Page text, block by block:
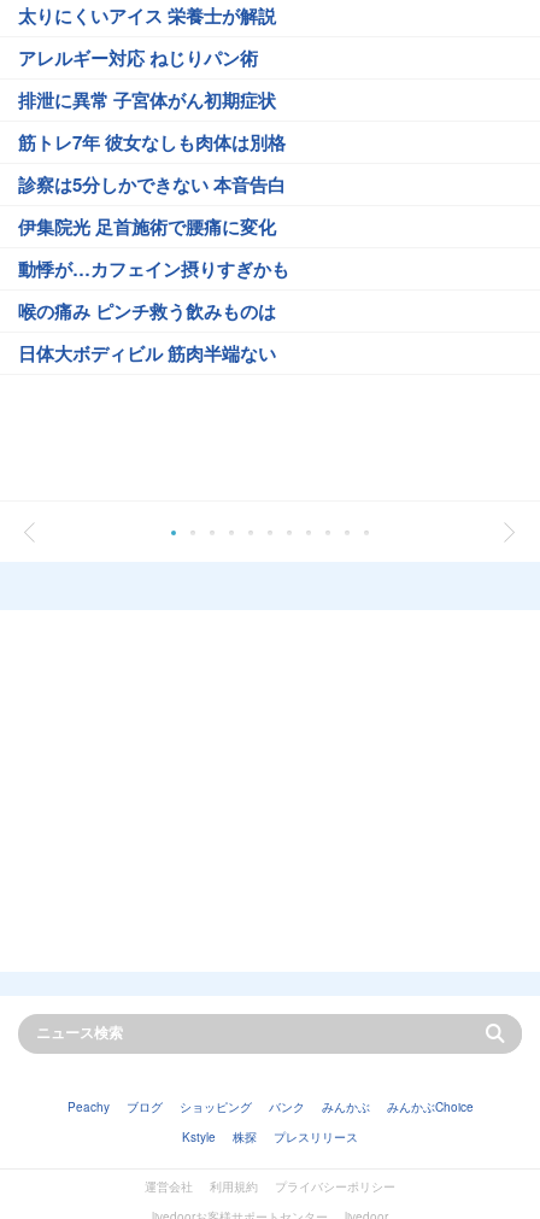
太りにくいアイス 栄養士が解説
アレルギー対応 ねじりパン術
排泄に異常 子宮体がん初期症状
筋トレ7年 彼女なしも肉体は別格
診察は5分しかできない 本音告白
伊集院光 足首施術で腰痛に変化
動悸が…カフェイン摂りすぎかも
喉の痛み ピンチ救う飲みものは
日体大ボディビル 筋肉半端ない
Peachy ブログ ショッピング バンク みんかぶ
みんかぶChoice
Kstyle
株探 プレスリリース
運営会社 利用規約
プライバシーポリシー